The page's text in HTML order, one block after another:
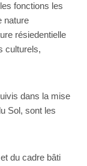
fonctions les
nature
résiedentielle
culturels,
dans la mise
Sol, sont les
du cadre bâti